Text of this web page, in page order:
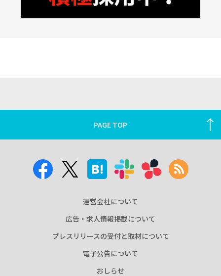
PAGE TOP
運営会社について
広告・求人情報掲載について
プレスリリースの受付と取材について
電子公告について
おしらせ